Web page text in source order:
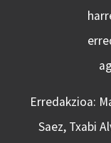
Erredakzioa:
Saez, Txabi